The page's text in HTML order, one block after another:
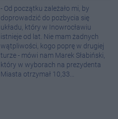
- Od początku zależało mi, by
doprowadzić do pozbycia się
układu, który w Inowrocławiu
istnieje od lat. Nie mam żadnych
wątpliwości, kogo poprę w drugiej
turze - mówi nam Marek Słabiński,
który w wyborach na prezydenta
Miasta otrzymał 10,33...